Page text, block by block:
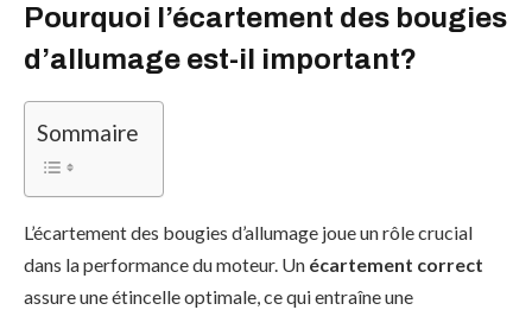
Pourquoi l’écartement des bougies
d’allumage est-il important?
Sommaire
L’écartement des bougies d’allumage joue un rôle crucial
dans la performance du moteur. Un écartement correct
assure une étincelle optimale, ce qui entraîne une